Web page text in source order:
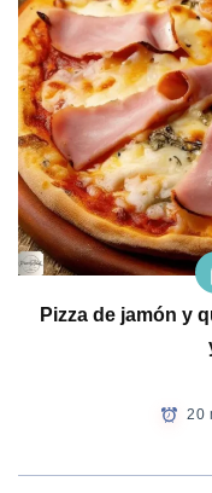
Pizza de jamón y
20